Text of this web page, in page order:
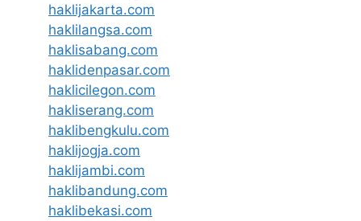
haklijakarta.com
haklilangsa.com
haklisabang.com
haklidenpasar.com
haklicilegon.com
hakliserang.com
haklibengkulu.com
haklijogja.com
haklijambi.com
haklibandung.com
haklibekasi.com